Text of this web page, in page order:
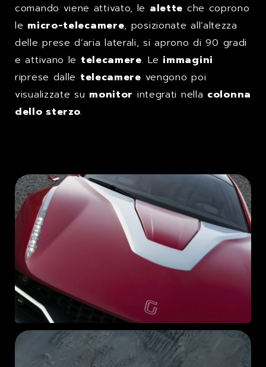
comando viene attivato, le alette che coprono
le micro-telecamere, posizionate all’altezza
delle prese d’aria laterali, si aprono di 90 gradi
e attivano le telecamere. Le immagini
riprese dalle telecamere vengono poi
visualizzate su monitor integrati nella colonna
dello sterzo.